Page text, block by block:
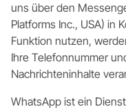
uns über den
Platforms Inc., USA) in
Funktion nutzen,
Ihre Telefonnummer
Nachrichteninhalte
WhatsApp ist ein